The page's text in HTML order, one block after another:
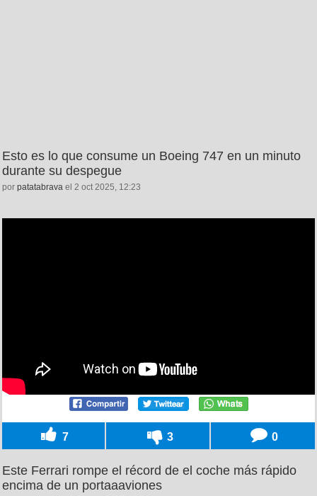
Esto es lo que consume un Boeing 747 en un minuto
durante su despegue
por patatabrava el 2 oct 2025, 12:23
7 3 0
Este Ferrari rompe el récord de el coche más rápido
encima de un portaaaviones